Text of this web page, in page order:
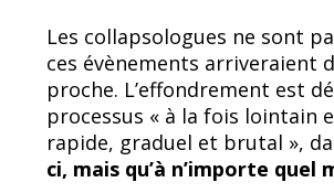
Les collapsologues ne sont
ces évènements arriveraient
proche. L’effondrement est
processus « à la fois lointain
rapide, graduel et brutal »,
ci, mais qu’à n’importe